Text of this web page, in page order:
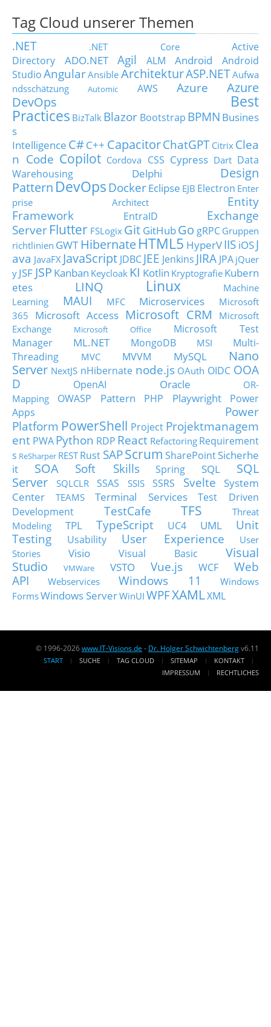
Tag Cloud unserer Themen
.NET .NET Core
Active
Directory
ADO.NET Agil ALM Android
Android
StudioAngularAnsible ArchitekturASP.NETAufwa
ndsschätzung
Automic AWS Azure
Azure
DevOps
Best
Practices BizTalk Blazor Bootstrap BPMN Busines
s
Intelligence C#C++ CapacitorChatGPT Citrix Clea
n Code Copilot Cordova CSS Cypress Dart Data
Warehousing
Delphi
Design
Pattern DevOps DockerEclipse EJB Electron Enter
prise Architect
Entity
Framework
EntraID
Exchange
Server Flutter FSLogix Git GitHubGo gRPC Gruppen
richtlinien GWT HibernateHTML5 HyperVIIS iOSJ
ava JavaFX JavaScript JDBC JEE Jenkins JIRA JPA jQuer
y JSF JSP Kanban Keycloak KI Kotlin Kryptografie Kubern
etes
LINQ Linux
Machine
Learning
MAUI MFC Microservices
Microsoft
365
Microsoft Access Microsoft CRM
Microsoft
Exchange
Microsoft Office
Microsoft Test
Manager
ML.NET MongoDB MSI
Multi-
Threading
MVC MVVM MySQL
Nano
Server NextJS nHibernate node.js OAuth OIDC OOA
D
OpenAI Oracle
OR-
Mapping
OWASP Pattern PHP Playwright
Power
Apps
Power
Platform PowerShell Project Projektmanagem
ent PWA Python RDP React Refactoring Requirement
s ReSharper RESTRust SAPScrum SharePointSicherhe
it
SOA Soft Skills Spring SQL
SQL
Server
SQLCLR SSAS SSIS SSRS Svelte
System
Center
TEAMS Terminal Services
Test Driven
Development
TestCafe TFS
Threat
Modeling
TPL TypeScript UC4 UML
Unit
Testing
Usability User Experience
User
Stories
Visio Visual Basic
Visual
Studio
VMWare VSTO Vue.js WCF
Web
API
Webservices Windows 11
Windows
FormsWindows ServerWinUI WPFXAMLXML
© 1996-2026www.IT-Visions.de - Dr. Holger Schwichtenbergv6.11
START SUCHE TAG CLOUD SITEMAP
KONTAKT
IMPRESSUM
RECHTLICHES